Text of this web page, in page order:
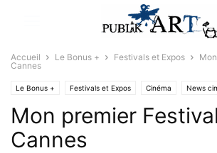
Accueil Le Bonus + Festivals et Expos
Cannes
Le Bonus + Festivals et Expos Cinéma News
Mon premier
Cannes